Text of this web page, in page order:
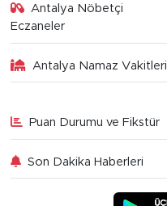
Antalya Nöbetçi
Eczaneler
Antalya Namaz Vakitleri
Puan Durumu ve Fikstür
Son Dakika Haberleri